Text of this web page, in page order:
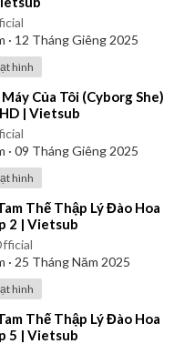
· 12 Tháng Giêng 2025
hình
Của Tôi (Cyborg She)
| Vietsub
· 09 Tháng Giêng 2025
hình
Thế Thập Lý Đào Hoa
2 | Vietsub
· 25 Tháng Năm 2025
hình
Thế Thập Lý Đào Hoa
5 | Vietsub